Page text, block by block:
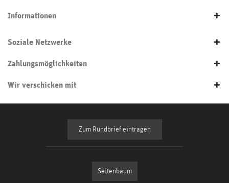
Informationen
Soziale Netzwerke
Zahlungsmöglichkeiten
Wir verschicken mit
Zum Rundbrief eintragen
Seitenbaum